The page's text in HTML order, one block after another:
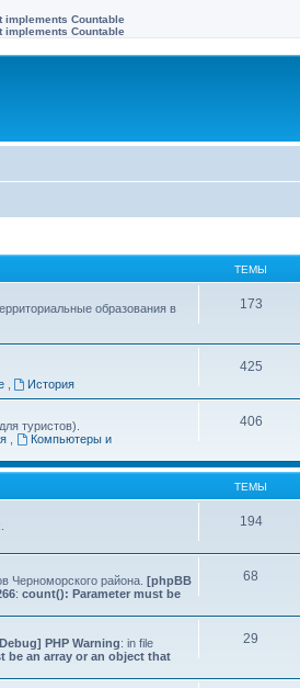
implements Countable
implements Countable
ТЕМЫ
образования в
173
История
425
туристов).
Компьютеры и
406
ТЕМЫ
194
Черноморского района. [phpBB
: count(): Parameter must be
68
PHP Warning: in file
be an array or an object that
29